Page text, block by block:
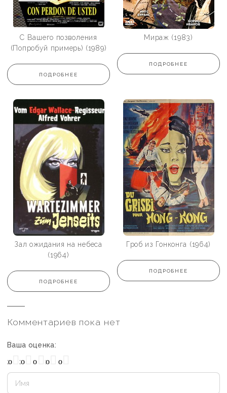
С Вашего позволения
(Попробуй примерь) (1989)
ПОДРОБНЕЕ
Мираж (1983)
ПОДРОБНЕЕ
Зал ожидания на небеса
(1964)
ПОДРОБНЕЕ
Гроб из Гонконга (1964)
ПОДРОБНЕЕ
Комментариев пока нет
Ваша оценка:
Отлично
Хорошо
Плохо